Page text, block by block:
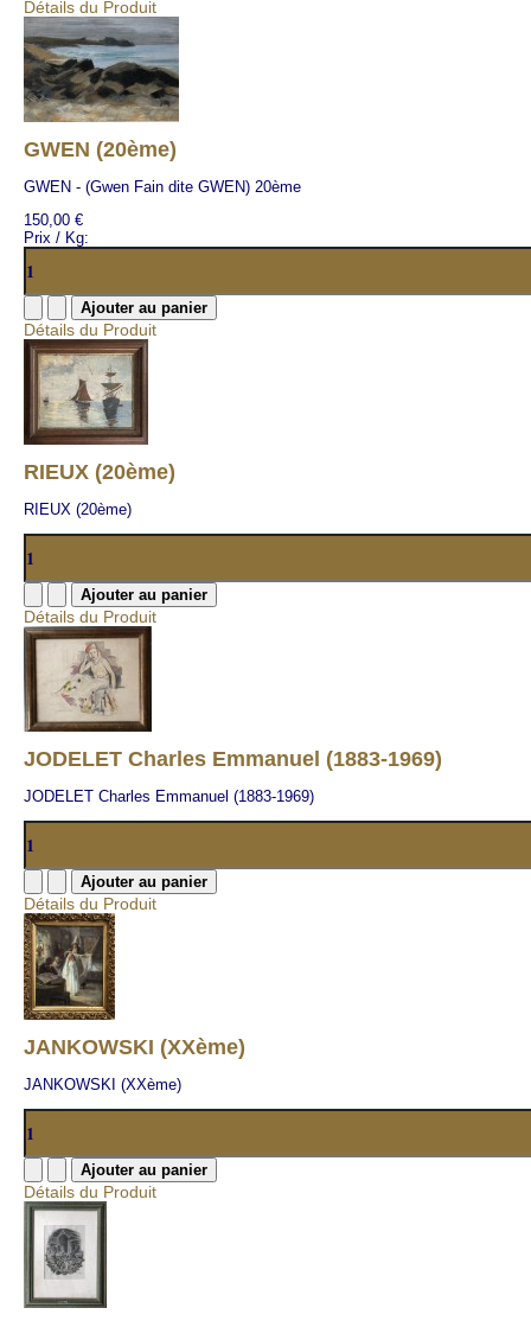
Détails du Produit
GWEN (20ème)
GWEN - (Gwen Fain dite GWEN) 20ème
150,00 €
Prix / Kg:
Détails du Produit
RIEUX (20ème)
RIEUX (20ème)
Détails du Produit
JODELET Charles Emmanuel (1883-1969)
JODELET Charles Emmanuel (1883-1969)
Détails du Produit
JANKOWSKI (XXème)
JANKOWSKI (XXème)
Détails du Produit